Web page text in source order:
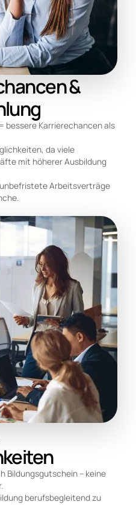
&
bessere Karrierechancen als
da viele
mit höherer Ausbildung
Arbeitsverträge
Bildungsgutschein – keine
berufsbegleitend zu